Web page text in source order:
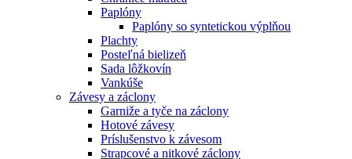
Paplóny
Paplóny so syntetickou výplňou
Plachty
Posteľná bielizeň
Sada lôžkovín
Vankúše
Závesy a záclony
Garniže a tyče na záclony
Hotové závesy
Príslušenstvo k závesom
Strapcové a nitkové záclony